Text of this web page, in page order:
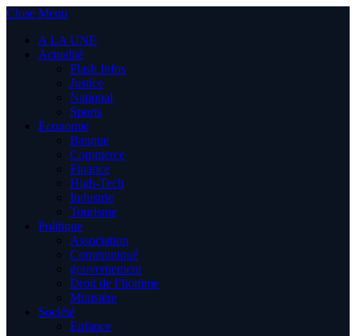
Close Menu
A LA UNE
Actualité
Flash Infos
Justice
National
Sports
Economie
Banque
Commerce
Finance
High-Tech
Industrie
Tourisme
Politique
Association
Communiqué
gouvernement
Droit de l’homme
Ministère
Société
Enfance